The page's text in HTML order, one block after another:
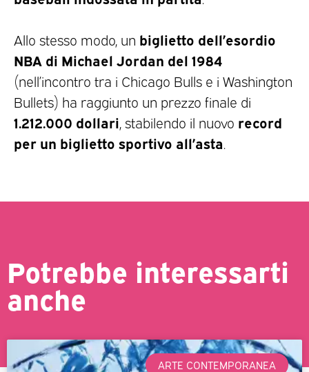
Allo stesso modo, un biglietto dell’esordio
NBA di Michael Jordan del 1984
(nell’incontro tra i Chicago Bulls e i Washington
Bullets) ha raggiunto un prezzo finale di
1.212.000 dollari , stabilendo il nuovo record
per un biglietto sportivo all’asta
Potrebbe interessarti
anche
ARTE CONTEMPORANEA